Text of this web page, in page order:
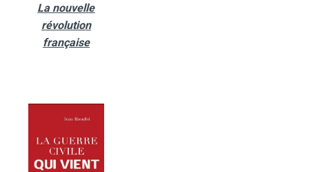
La nouvelle
révolution
française